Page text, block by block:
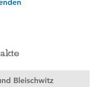
Bleischwitz